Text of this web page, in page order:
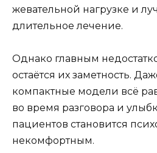
жевательной нагрузке и
длительное лечение.
Однако главным
остаётся их заметность.
компактные модели всё
во время разговора и
пациентов становится
некомфортным.